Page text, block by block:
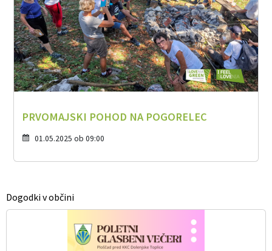
PRVOMAJSKI POHOD NA POGORELEC
01.05.2025 ob 09:00
Dogodki v občini